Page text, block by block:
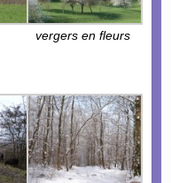
vergers en fleurs